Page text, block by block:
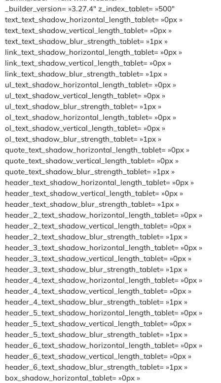
_builder_version= »3.27.4″ z_index_tablet= »500″
text_text_shadow_horizontal_length_tablet= »0px »
text_text_shadow_vertical_length_tablet= »0px »
text_text_shadow_blur_strength_tablet= »1px »
link_text_shadow_horizontal_length_tablet= »0px »
link_text_shadow_vertical_length_tablet= »0px »
link_text_shadow_blur_strength_tablet= »1px »
ul_text_shadow_horizontal_length_tablet= »0px »
ul_text_shadow_vertical_length_tablet= »0px »
ul_text_shadow_blur_strength_tablet= »1px »
ol_text_shadow_horizontal_length_tablet= »0px »
ol_text_shadow_vertical_length_tablet= »0px »
ol_text_shadow_blur_strength_tablet= »1px »
quote_text_shadow_horizontal_length_tablet= »0px »
quote_text_shadow_vertical_length_tablet= »0px »
quote_text_shadow_blur_strength_tablet= »1px »
header_text_shadow_horizontal_length_tablet= »0px »
header_text_shadow_vertical_length_tablet= »0px »
header_text_shadow_blur_strength_tablet= »1px »
header_2_text_shadow_horizontal_length_tablet= »0px »
header_2_text_shadow_vertical_length_tablet= »0px »
header_2_text_shadow_blur_strength_tablet= »1px »
header_3_text_shadow_horizontal_length_tablet= »0px »
header_3_text_shadow_vertical_length_tablet= »0px »
header_3_text_shadow_blur_strength_tablet= »1px »
header_4_text_shadow_horizontal_length_tablet= »0px »
header_4_text_shadow_vertical_length_tablet= »0px »
header_4_text_shadow_blur_strength_tablet= »1px »
header_5_text_shadow_horizontal_length_tablet= »0px »
header_5_text_shadow_vertical_length_tablet= »0px »
header_5_text_shadow_blur_strength_tablet= »1px »
header_6_text_shadow_horizontal_length_tablet= »0px »
header_6_text_shadow_vertical_length_tablet= »0px »
header_6_text_shadow_blur_strength_tablet= »1px »
box_shadow_horizontal_tablet= »0px »